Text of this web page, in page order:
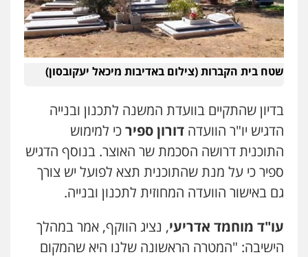
שטח בית הקברות (צילום באדיבות מיכאל יעקובסון)
בדיון שהתקיים בוועדת המשנה לתכנון ובנייה
הדגיש יו"ר הוועדה דורון ספירכי למימוש
התוכנית דרושה הסכמת שר האוצר. בנוסף הדגיש
ספיר כי על מנת שהתוכנית תצא לפועל יש צורך
גם באישור הוועדה המחוזית לתכנון ובנייה.
עו"ד מוחמד אדריעי, נציג הווקף, אמר במהלך
הישיבה: "המטרה הראשונה שלנו היא שהמקום